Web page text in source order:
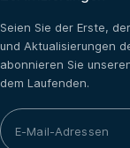
Seien Sie der Erste,
und Aktualisierungen
abonnieren Sie
dem Laufenden.